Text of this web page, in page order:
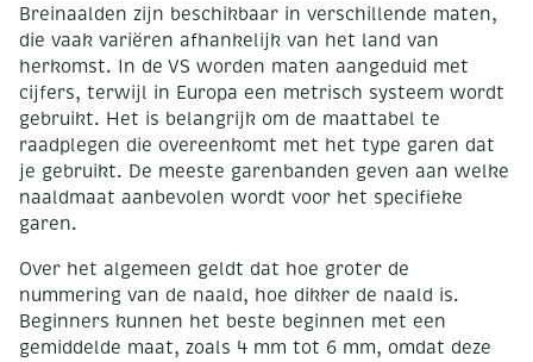
Breinaalden zijn beschikbaar in verschillende maten,
die vaak variëren afhankelijk van het land van
herkomst. In de VS worden maten aangeduid met
cijfers, terwijl in Europa een metrisch systeem wordt
gebruikt. Het is belangrijk om de maattabel te
raadplegen die overeenkomt met het type garen dat
je gebruikt. De meeste garenbanden geven aan welke
naaldmaat aanbevolen wordt voor het specifieke
garen.
Over het algemeen geldt dat hoe groter de
nummering van de naald, hoe dikker de naald is.
Beginners kunnen het beste beginnen met een
gemiddelde maat, zoals 4 mm tot 6 mm, omdat deze